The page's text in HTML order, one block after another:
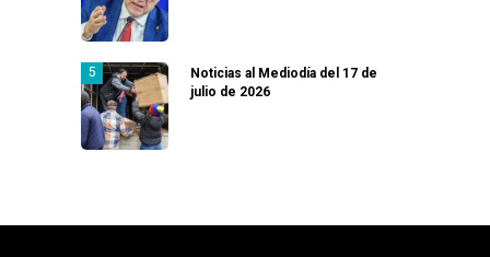
Noticias al Mediodía del 17 de
julio de 2026